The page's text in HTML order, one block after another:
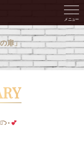
扉」
̂𐅀𐄑